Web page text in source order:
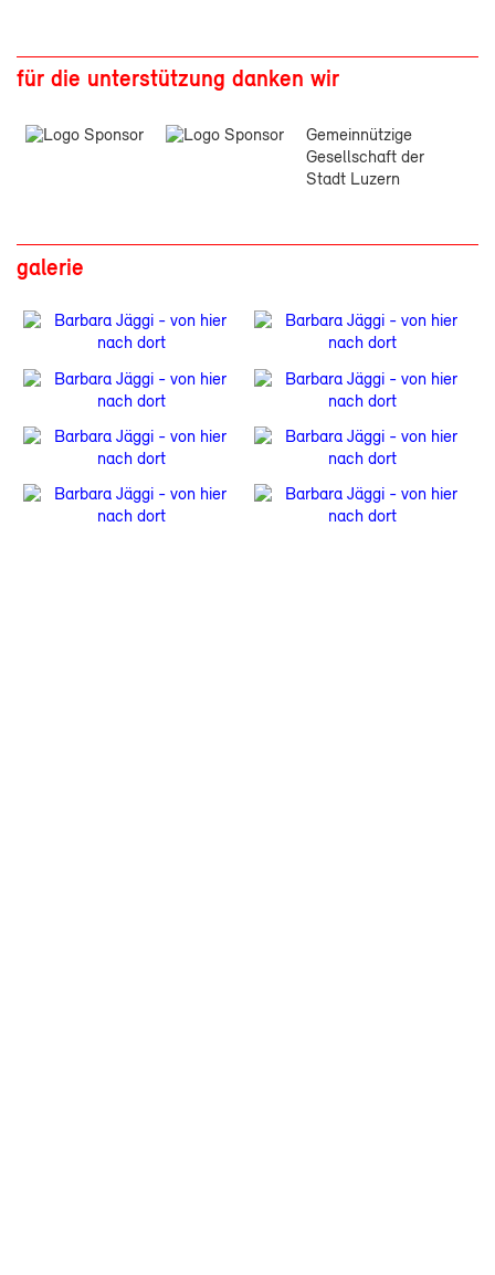
für die unterstützung danken wir
Gemeinnützige
Gesellschaft der
Stadt Luzern
galerie